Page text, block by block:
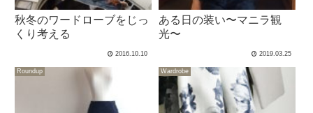
秋冬のワードローブをじっ
くり考える
2016.10.10
ある日の装い〜マニラ観
光〜
2019.03.25
Roundup Wardrobe